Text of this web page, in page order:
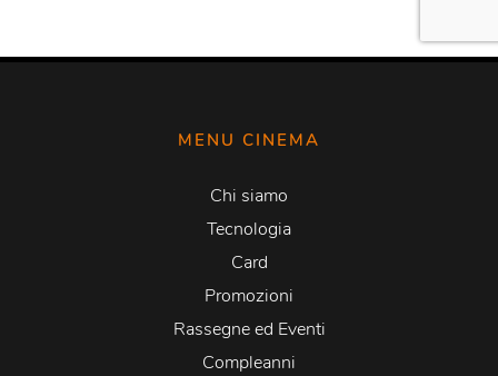
MENU CINEMA
Chi siamo
Tecnologia
Card
Promozioni
Rassegne ed Eventi
Compleanni